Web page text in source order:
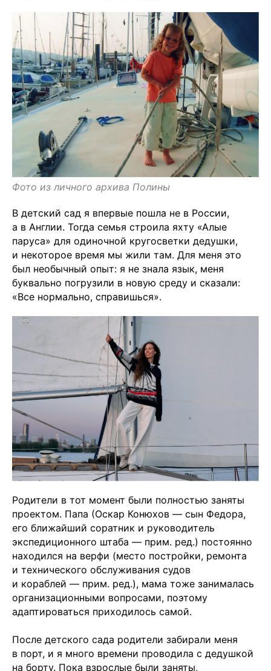
Фото из личного архива Полины
В детский сад я впервые пошла не в России,
а в Англии. Тогда семья строила яхту «Алые
паруса» для одиночной кругосветки дедушки,
и некоторое время мы жили там. Для меня это
был необычный опыт: я не знала язык, меня
буквально погрузили в новую среду и сказали:
«Все нормально, справишься».
Родители в тот момент были полностью заняты
проектом. Папа (Оскар Конюхов — сын Федора,
его ближайший соратник и руководитель
экспедиционного штаба — прим. ред.) постоянно
находился на верфи (место постройки, ремонта
и технического обслуживания судов
и кораблей — прим. ред.), мама тоже занималась
организационными вопросами, поэтому
адаптироваться приходилось самой.
После детского сада родители забирали меня
в порт, и я много времени проводила с дедушкой
на борту. Пока взрослые были заняты,